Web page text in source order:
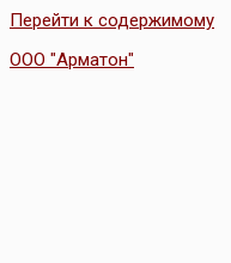
Перейти к содержимому
ООО "Арматон"